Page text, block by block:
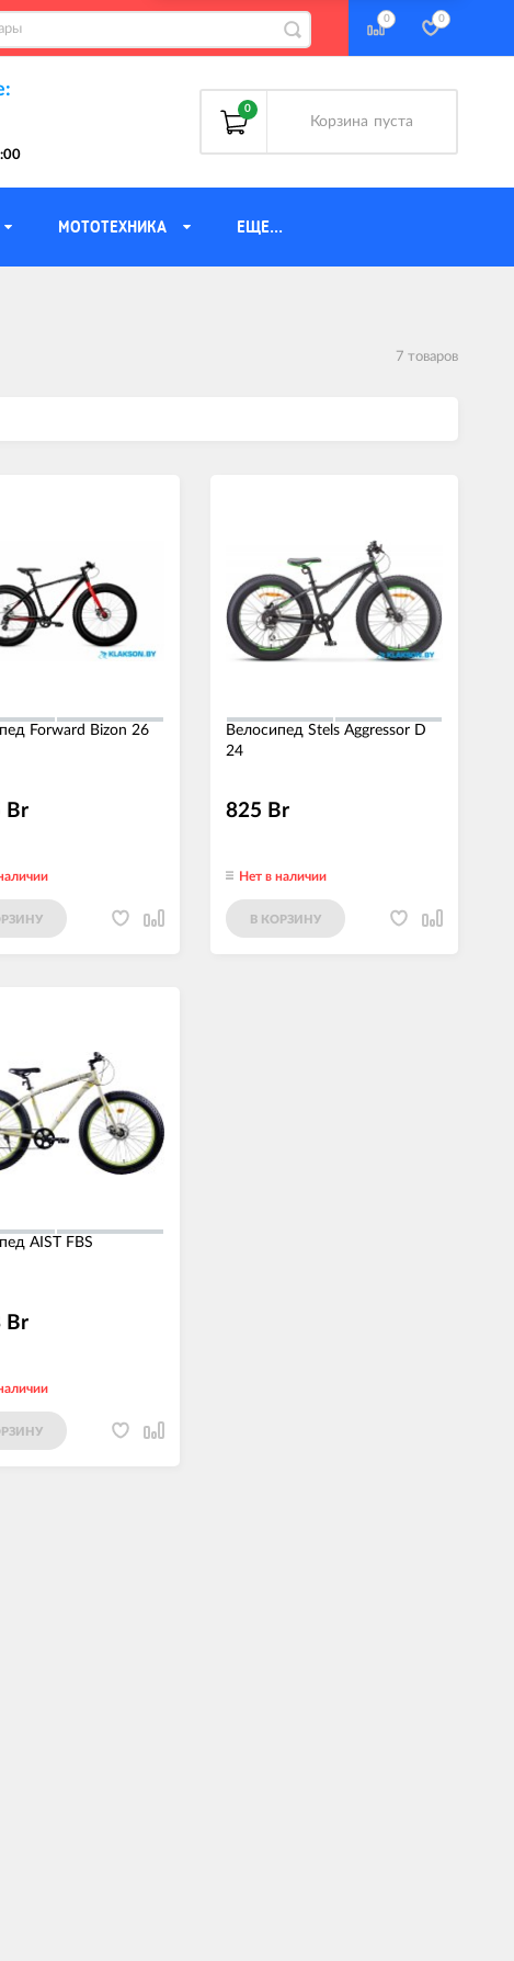
0 0
0
Корзина пуста
МОТОТЕХНИКА ЕЩЕ...
Велоприцепы
Велосумки и держатели для
смартфонов
Ключи и инструменты
7 товаров
Forward Bizon 26
Br
Велосипед Stels Aggressor D
24
825 Br
Нет в наличии
В КОРЗИНУ
AIST FBS
Br